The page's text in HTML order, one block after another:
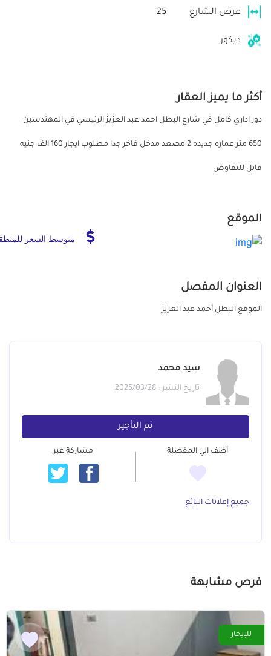
عرض الشارع 25
ديكور
أكثر ما يميز العقار
دور اداري كامل في شارع البطل احمد عبد العزيز الرئيسي في المهندسين
650 متر عماره جديده 2 مصعد مدخل فاخر جدا مطلوب ايجار 160 الف جنيه
قابل للتفاوض
الموقع
متوسط السعر
العنوان المفصل
الموقع البطل أحمد عبد العزيز
سيد محمد
تاريخ النشر : 2025/03/28
تم التأجير
أضف الي المفضلة مشاركة عبر
جميع إعلانات البائع
فرص مشابهة
للإيجار